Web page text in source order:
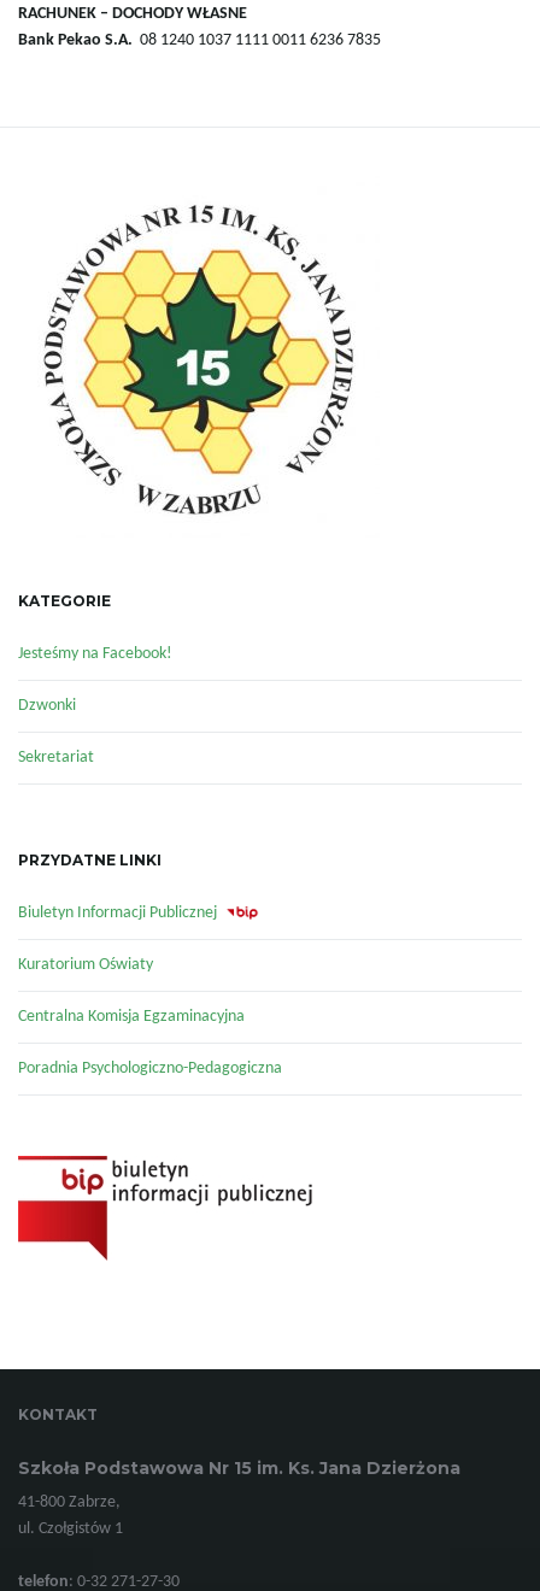
RACHUNEK – DOCHODY WŁASNE
Bank Pekao S.A. 08 1240 1037 1111 0011 6236 7835
KATEGORIE
Jesteśmy na Facebook!
Dzwonki
Sekretariat
PRZYDATNE LINKI
Biuletyn Informacji Publicznej
Kuratorium Oświaty
Centralna Komisja Egzaminacyjna
Poradnia Psychologiczno-Pedagogiczna
KONTAKT
Szkoła Podstawowa Nr 15 im. Ks. Jana Dzierżona
41-800 Zabrze,
ul. Czołgistów 1
telefon: 0-32 271-27-30